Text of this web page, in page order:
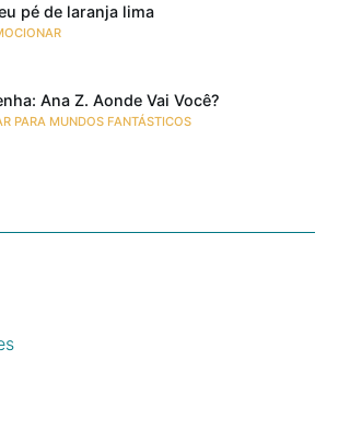
pé de laranja lima
Ana Z. Aonde Vai Você?
PARA MUNDOS FANTÁSTICOS